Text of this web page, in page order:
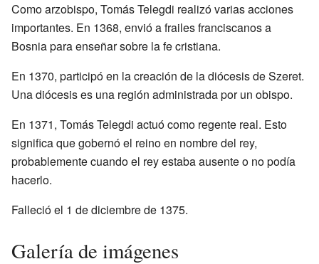
Como arzobispo, Tomás Telegdi realizó varias acciones
importantes. En 1368, envió a frailes franciscanos a
Bosnia para enseñar sobre la fe cristiana.
En 1370, participó en la creación de la diócesis de Szeret.
Una diócesis es una región administrada por un obispo.
En 1371, Tomás Telegdi actuó como regente real. Esto
significa que gobernó el reino en nombre del rey,
probablemente cuando el rey estaba ausente o no podía
hacerlo.
Falleció el 1 de diciembre de 1375.
Galería de imágenes